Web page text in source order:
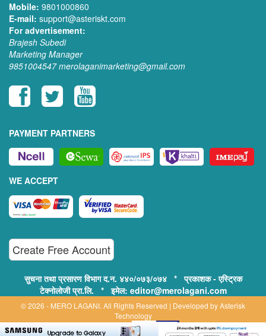
Mobile: 9801000860
E-mail: support@asteriskt.com
For advertisement:
Brajesh Subedi
Marketing Manager
9851004547 merolaganimarketing@gmail.com
PAYMENT PARTNERS
WE ACCEPT
Create Free Account
सुचना तथा प्रसारण विभाग द.न. ४४०/०७३/०७४ * प्रकाशक - एस्ट्रिक
टेक्नोलोजी प्रा.लि. * इमेल: editor@merolagani.com
© 2026 - MERO LAGANI. All Rights Reserved | Developed byAsterisk
Technology
Supported By: